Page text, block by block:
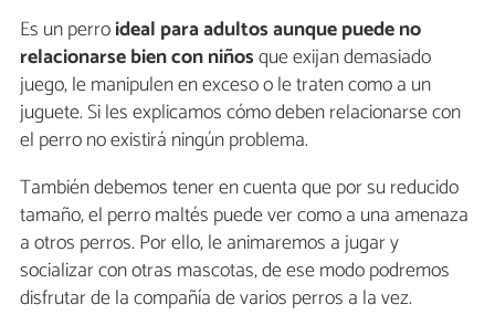
Es un perroideal para adultos aunque puede no
relacionarse bien con niñosque exijan demasiado
juego, le manipulen en exceso o le traten como a un
juguete. Si les explicamos cómo deben relacionarse con
el perro no existirá ningún problema.
También debemos tener en cuenta que por su reducido
tamaño, el perro maltés puede ver como a una amenaza
a otros perros. Por ello, le animaremos a jugar y
socializar con otras mascotas, de ese modo podremos
disfrutar de la compañía de varios perros a la vez.